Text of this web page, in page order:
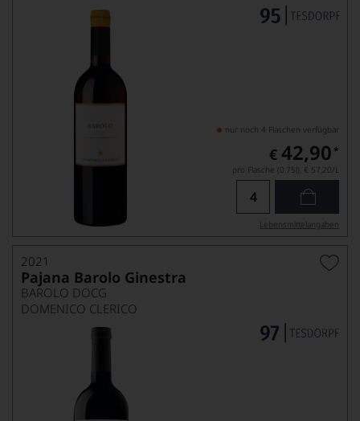
nur noch 4 Flaschen verfügbar
€ 42,90 *
pro Flasche (0.75l), € 57,20/L
Lebensmittel­angaben
2021
Pajana Barolo Ginestra
BAROLO DOCG
DOMENICO CLERICO